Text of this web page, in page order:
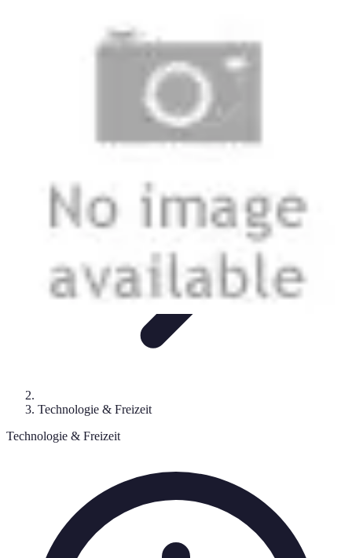
StreamingTechnologie in der Freizeit
Freizeit-Apps
Technologie & Freizeit
Technologie & Freizeit